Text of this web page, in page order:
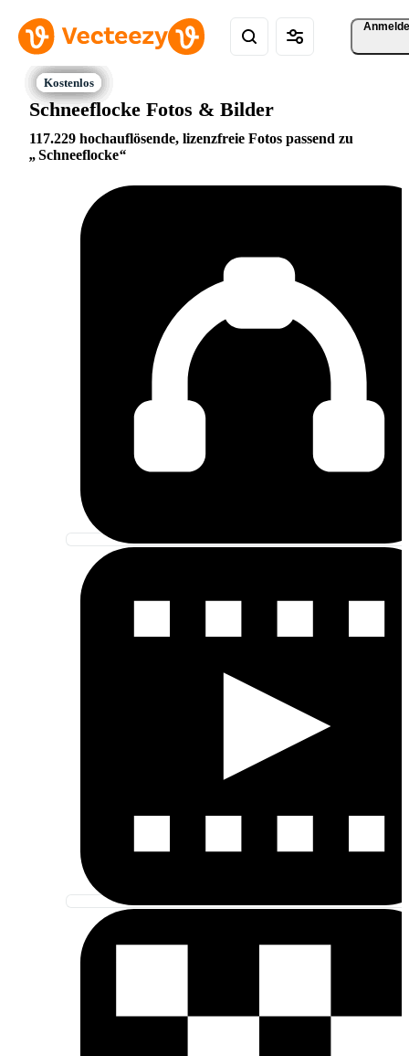
Schneeflocke Fotos & Bilder
117.229 hochauflösende, lizenzfreie Fotos passend zu
Schneeflocke